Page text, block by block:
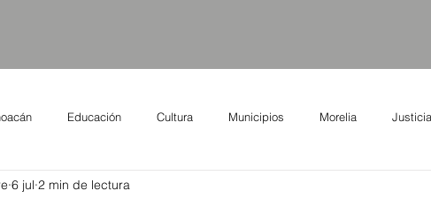
Educación Cultura Municipios Morelia Justicia
Columnistas Salud
6 jul 2 min de lectura